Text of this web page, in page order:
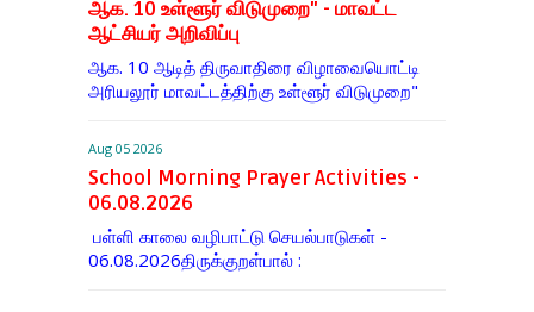
ஆக. 10 உள்ளூர் விடுமுறை" - மாவட்ட
ஆட்சியர் அறிவிப்பு
ஆக. 10 ஆடித் திருவாதிரை விழாவையொட்டி
அரியலூர் மாவட்டத்திற்கு உள்ளூர் விடுமுறை"
Aug 05 2026
School Morning Prayer Activities -
06.08.2026
பள்ளி காலை வழிபாட்டு செயல்பாடுகள் -
06.08.2026திருக்குறள்பால் :